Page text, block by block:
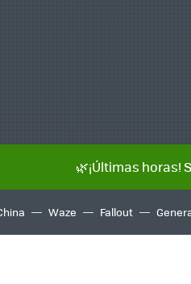
🌿¡Últimas horas!
Waze Fallout